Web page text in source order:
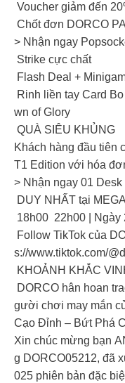
Voucher giảm đến
Chốt đơn DORCO
> Nhận ngay
Strike cực chất
Flash Deal +
Rinh liền tay Card
wn of Glory
QUÀ SIÊU KHỦNG
Khách hàng đầu tiên
T1 Edition với hóa
> Nhận ngay 01
DUY NHẤT tại
18h00 22h00 | Ngày
Follow TikTok của
s://www.tiktok.com/
KHOẢNH KHẮC
DORCO hân hoan
gười chơi may mắn
Cạo Đỉnh – Bứt Phá
Xin chúc mừng bạn
g DORCO05212, đã
025 phiên bản đặc